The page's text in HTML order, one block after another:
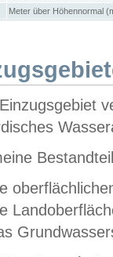
Meter über Höhennormal